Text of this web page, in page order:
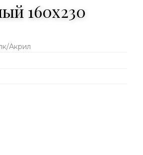
160х230
Акрил